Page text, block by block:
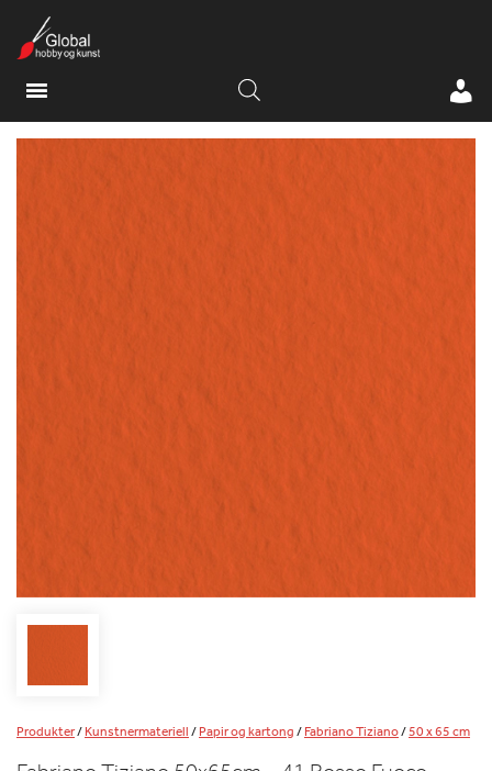
Produkter/Kunstnermateriell/Papir og kartong/Fabriano Tiziano/50 x 65 cm